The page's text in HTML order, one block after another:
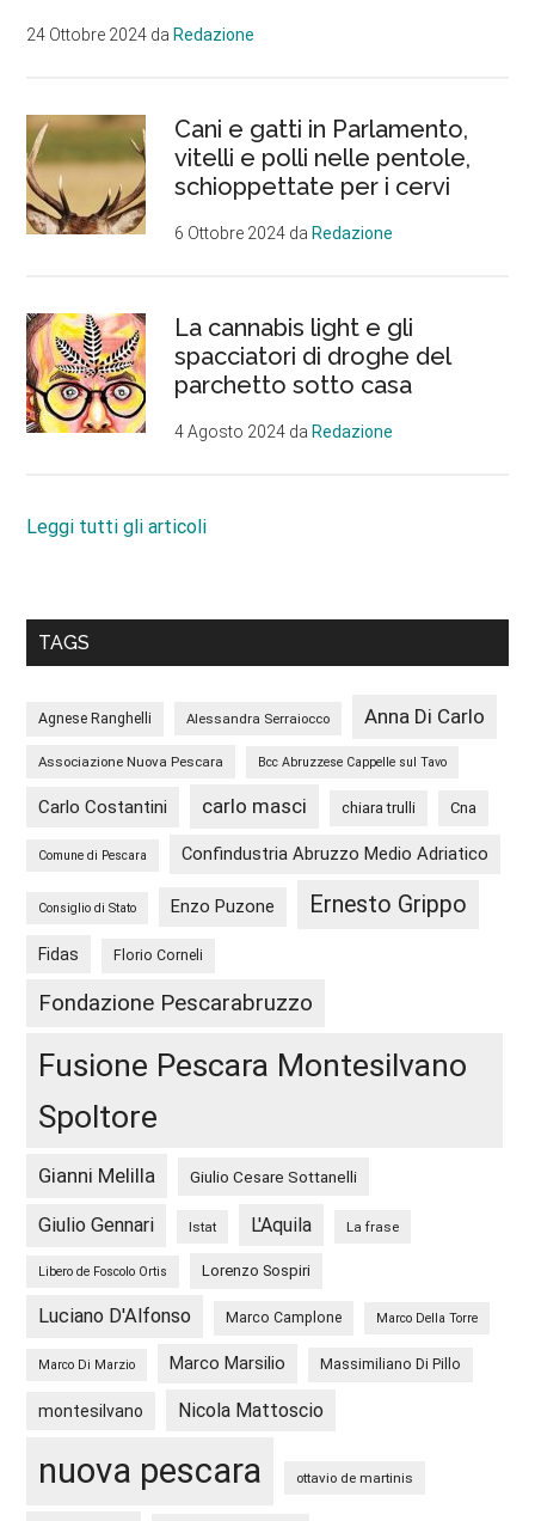
24 Ottobre 2024 daRedazione
Cani e gatti in Parlamento,
vitelli e polli nelle pentole,
schioppettate per i cervi
6 Ottobre 2024 daRedazione
La cannabis light e gli
spacciatori di droghe del
parchetto sotto casa
4 Agosto 2024 daRedazione
Leggi tutti gli articoli
TAGS
Agnese Ranghelli Alessandra Serraiocco Anna Di Carlo
Associazione Nuova Pescara Bcc Abruzzese Cappelle sul Tavo
Carlo Costantini carlo masci chiara trulli Cna
Comune di Pescara Confindustria Abruzzo Medio Adriatico
Consiglio di Stato Enzo Puzone Ernesto Grippo
Fidas Florio Corneli
Fondazione Pescarabruzzo
Fusione Pescara Montesilvano
Spoltore
Gianni Melilla Giulio Cesare Sottanelli
Giulio Gennari Istat L'Aquila La frase
Libero de Foscolo Ortis Lorenzo Sospiri
Luciano D'Alfonso Marco Camplone Marco Della Torre
Marco Di Marzio Marco Marsilio Massimiliano Di Pillo
montesilvano Nicola Mattoscio
nuova pescara ottavio de martinis